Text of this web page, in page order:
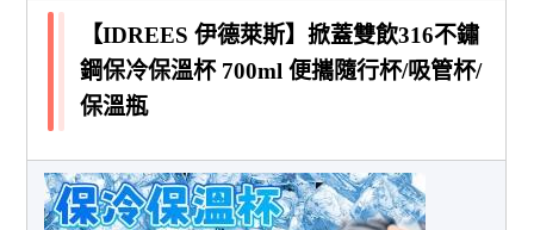
【IDREES 伊德萊斯】掀蓋雙飲316不鏽
鋼保冷保溫杯 700ml 便攜隨行杯/吸管杯/
保溫瓶